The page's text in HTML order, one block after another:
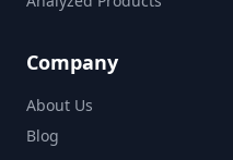
Company
About Us
Blog